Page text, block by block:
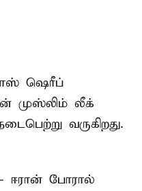
ஷெரீப்
முஸ்லிம் லீக்
வருகிறது.
ஈரான் போரால்